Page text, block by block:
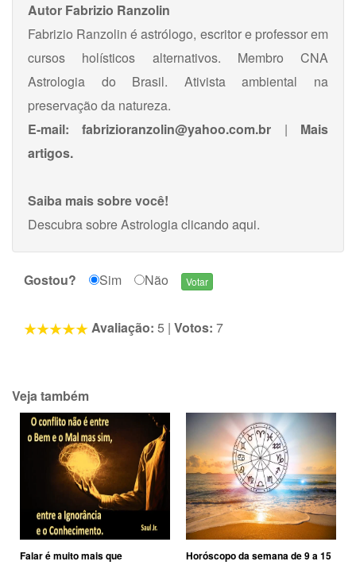
Autor Fabrizio Ranzolin
Fabrizio Ranzolin é astrólogo, escritor e professor em
cursos holísticos alternativos. Membro CNA
Astrologia do Brasil. Ativista ambiental na
preservação da natureza.
E-mail:
fabrizioranzolin@yahoo.com.br | Mais
artigos.
Saiba mais sobre você!
Descubra sobre Astrologiaclicando aqui.
Gostou? Sim Não
Avaliação: 5 | Votos: 7
Veja também
Falar é muito mais que
Horóscopo da semana de 9 a 15